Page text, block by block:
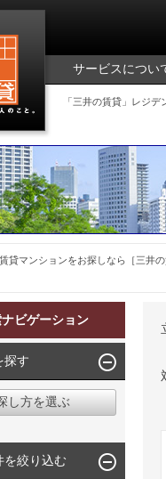
サービスについ
「三井の賃貸」レジ
貸マンションをお探しなら［三
ビゲーション
探す
し方を選ぶ
を絞り込む